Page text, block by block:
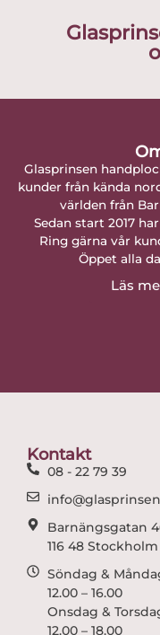
Glasprinsen
kunder från kända
världen från
Sedan start 2017
Ring gärna vår
Öppet alla
Läs
Kontakt
08 - 22 79 39
Barnängsgatan
116 48 Stockholm
Söndag &
12.00 – 16.00
Onsdag &
12.00 – 18.00